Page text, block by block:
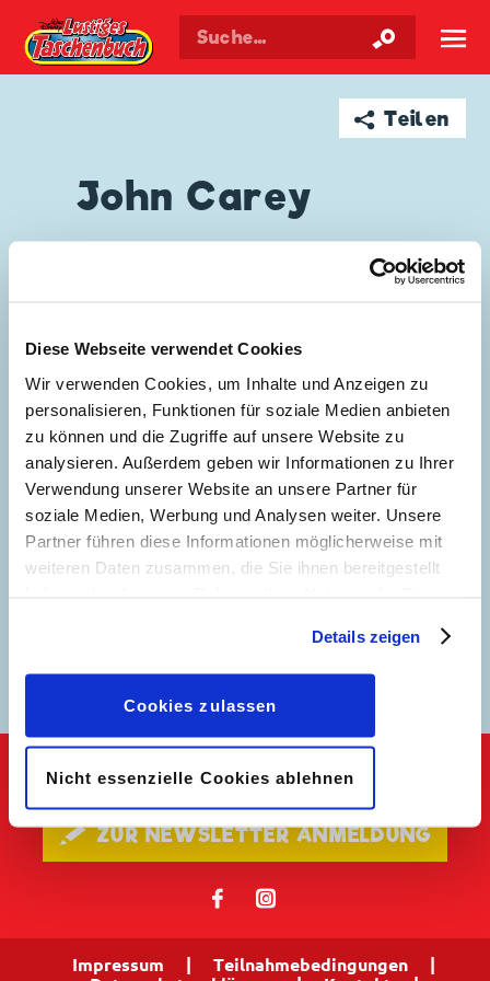
Diese Webseite verwendet Cookies
Wir verwenden Cookies, um Inhalte und Anzeigen zu
personalisieren, Funktionen für soziale Medien anbieten
zu können und die Zugriffe auf unsere Website zu
analysieren. Außerdem geben wir Informationen zu Ihrer
Verwendung unserer Website an unsere Partner für
soziale Medien, Werbung und Analysen weiter. Unsere
Partner führen diese Informationen möglicherweise mit
weiteren Daten zusammen, die Sie ihnen bereitgestellt
geben, können Sie diese jederzeit in der
Datenschutzerklärungwieder widerrufen.
Details zeigen
Cookies zulassen
Nicht essenzielle Cookies ablehnen
Walt Disneys Taschenbuch ☰
➦ Teilen
John Carey
Keine Neuigkeiten mehr verpassen!
🖋 ZUR NEWSLETTER ANMELDUNG
𝖿 📷
Impressum Teilnahmebedingungen